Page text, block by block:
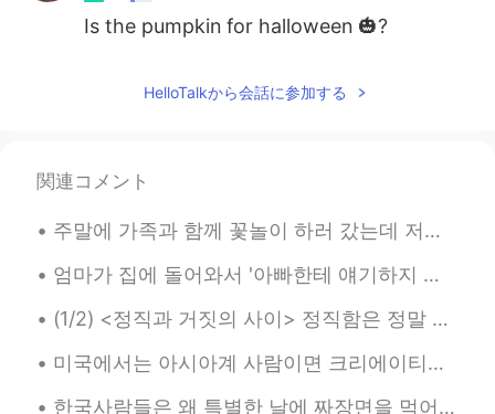
Is the pumpkin for halloween 🎃?
HelloTalkから会話に参加する
関連コメント
주말에 가족과 함께 꽃놀이 하러 갔는데 저는 벚꽃의 아름다움에 매혹되고 눈을 뗄 수가 없어서 (꽃놀이 한지 너무 오래 되가지고 얼마나 아름다운지 잊고 있었어요 ㅠㅠ) 식구들은...
엄마가 집에 돌어와서 '아빠한테 얘기하지 마~'라고 하시면서 저와 언니에게 속삭이며 오늘의 에피소드를 들려주셨다 엄마는 오늘 동네 편의점에 들렸었나보다 그리고 어느 낯선 젊...
(1/2) <정직과 거짓의 사이> 정직함은 정말 유지하기 어려운 미덕인 거 같아요 정직이라는 게 참 복잡한 것이기 때문에요 정직한 사람은 그저 팩트만 말하는 사람이 아니에요 ...
미국에서는 아시아계 사람이면 크리에이티브으로 성공하기 정말 어려워요 가수라든가 배우라든가 코미디언 등등 여러 편견이 좀 존재해서요 그래서 많은 교포분들이 가수 되고 싶으면 ...
한국사람들은 왜 특별한 날에 짜장면을 먹어요? 졸업이나 이사 가는 날에 짜장면 먹는다고 들었어요 (오늘은 블랙데이라서 먹는 사람들도 있고 ㅋㅋ) 일본에서는 시험 보기 전에 ...